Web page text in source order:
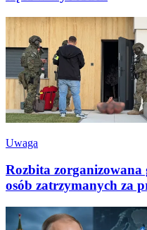
Uwaga
Rozbita zorganizowana
osób zatrzymanych za